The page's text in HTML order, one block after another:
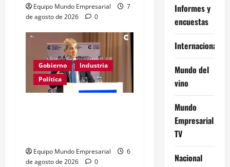
Equipo Mundo Empresarial
7
de agosto de 2026
0
Gobierno
Industria
Política
Equipo Mundo Empresarial
6
de agosto de 2026
0
Informes y
encuestas
Internacional
Mundo del
vino
Mundo
Empresarial
TV
Nacional